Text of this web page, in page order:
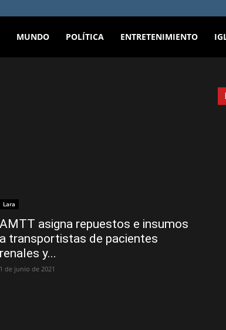
MUNDO POLÍTICA ENTRETENIMIENTO
Lara
AMTT asigna repuestos e insumos
a transportistas de pacientes
renales y...
1 de junio de 2021